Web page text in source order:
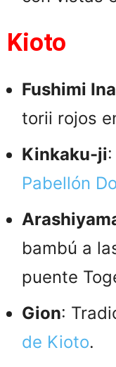
Kioto
Fushimi
torii rojos
Kinkaku-ji
Pabellón
bambú a
puente
Gion:
de Kioto.